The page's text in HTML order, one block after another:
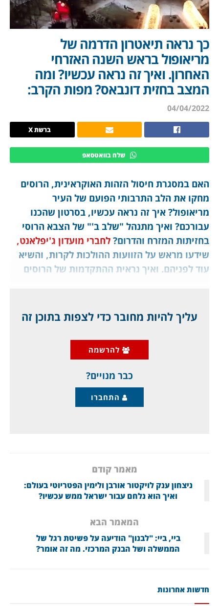
כך נראה תיאטרון הדרמה של
מריאופול בראש השנה האזרחי
האחרון. ואיך זה נראה עכשיו? ומה
המצב בחזית דונבאס? מפות הקרב:
04/04/2022
ברשת X
שלח בוואטסאפ
האם במסגרת חיסול הזהות האוקראינית, הרוסים
מחקו את הלב התרבותי הפועם של העיר
מריאופול? איך זה נראה עכשיו, בסרטון שהכנו
עבורכם? ואיך מתנהל "שלב ב'" של הצבא הרוסי
בחזיתות המזרח והדרום? לחברי מועדון ג'יפלאנט,
שידעו מראש על הזוועות ההולכות לקרות, והשיא
עוד לפניהם. ואיך נראית ההתקדמות של הרוסים
מסתפקים במילים, ושנות השלושים של המאה
העשרים - זה עכשיו.
ככל שהלחימה נפסקת בעיר הנצורה והכבושה
עליך להיות מחובר כדי לצפות בתוכן זה
להרשמה
כבר מנויים?
התחברו
מאמר קודם
ניצחון ענק לויקטור אורבן ולימין הפטריוטי בעולם:
ואיך הוא נלחם עבור ישראל ממש עכשיו?
המאמר הבא
ביי, ביי: "לבנון" הודיעה על פשיטת רגל של
הממשלה ושל הבנק המרכזי. מה זה אומר?
חדשות אחרונות